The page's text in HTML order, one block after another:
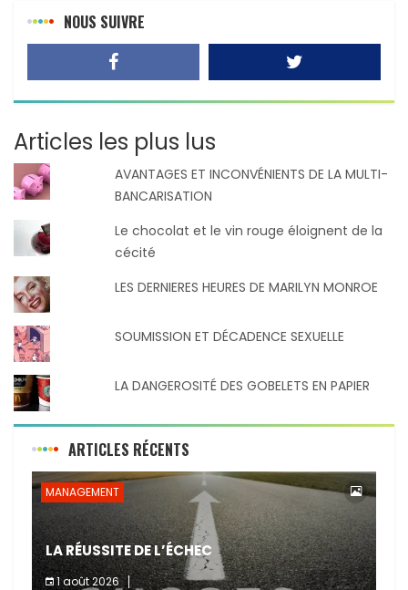
NOUS SUIVRE
Articles les plus lus
AVANTAGES ET INCONVÉNIENTS DE LA MULTI-
BANCARISATION
Le chocolat et le vin rouge éloignent de la
cécité
LES DERNIERES HEURES DE MARILYN MONROE
SOUMISSION ET DÉCADENCE SEXUELLE
LA DANGEROSITÉ DES GOBELETS EN PAPIER
ARTICLES RÉCENTS
MANAGEMENT
LA RÉUSSITE DE L’ÉCHEC
1 août 2026